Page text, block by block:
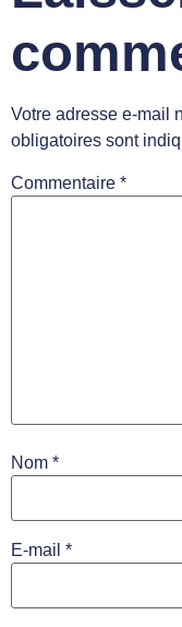
Votre adresse e-mail
obligatoires sont
Commentaire *
Nom *
E-mail *